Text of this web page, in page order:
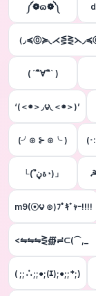
༼❁ɷ❁༽
（
( ´´ิ∀´ิ` )
‘(＜◉＞◞౪◟＜◉＞)’
(╯⊙ ⊱ ⊙╰ ) (･
└(՞ةڼ◔)」
m9(☉౪ ⊙)ﾌﾟｷﾞｬｰ!!!!
<⇋⇋⇋⋛∰≓⊂(⌒,_
( ;;∴;;●;(ｴ);●;;*;)